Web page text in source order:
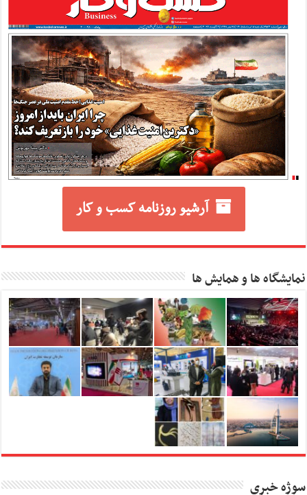
آرشیو روزنامه کسب و کار
نمایشگاه ها و همایش ها
سوژه خبری